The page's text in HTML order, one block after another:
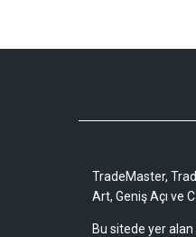
TradeMaster,
Art, Geniş Açı ve
Bu sitede yer alan